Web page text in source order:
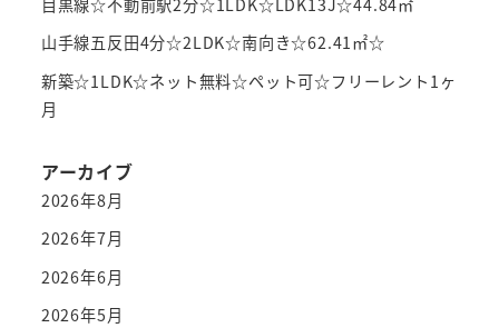
山手線五反田4分☆2LDK☆南向き☆62.41㎡☆
新築☆1LDK☆ネット無料☆ペット可☆フリーレント1ヶ
月
アーカイブ
2026年8月
2026年7月
2026年6月
2026年5月